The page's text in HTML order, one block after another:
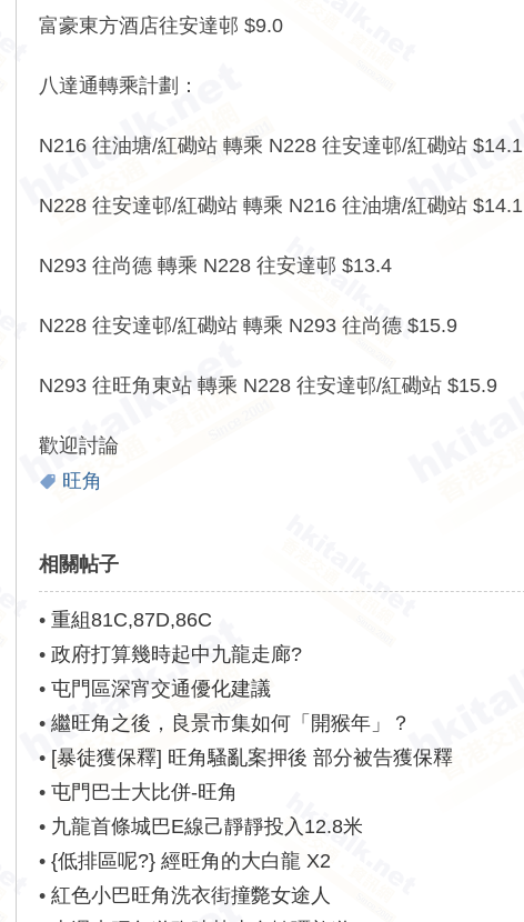
富豪東方酒店往安達邨 $9.0
八達通轉乘計劃：
N216 往油塘/紅磡站 轉乘 N228 往安達邨/紅磡站 $14.1
N228 往安達邨/紅磡站 轉乘 N216 往油塘/紅磡站 $14.1
N293 往尚德 轉乘 N228 往安達邨 $13.4
N228 往安達邨/紅磡站 轉乘 N293 往尚德 $15.9
N293 往旺角東站 轉乘 N228 往安達邨/紅磡站 $15.9
歡迎討論
旺角
相關帖子
•重組81C,87D,86C
•政府打算幾時起中九龍走廊?
•屯門區深宵交通優化建議
•繼旺角之後，良景市集如何「開猴年」？
• [暴徒獲保釋] 旺角騷亂案押後 部分被告獲保釋
•屯門巴士大比併-旺角
• 九龍首條城巴E線己靜靜投入12.8米
•{低排區呢?} 經旺角的大白龍 X2
•紅色小巴旺角洗衣街撞斃女途人